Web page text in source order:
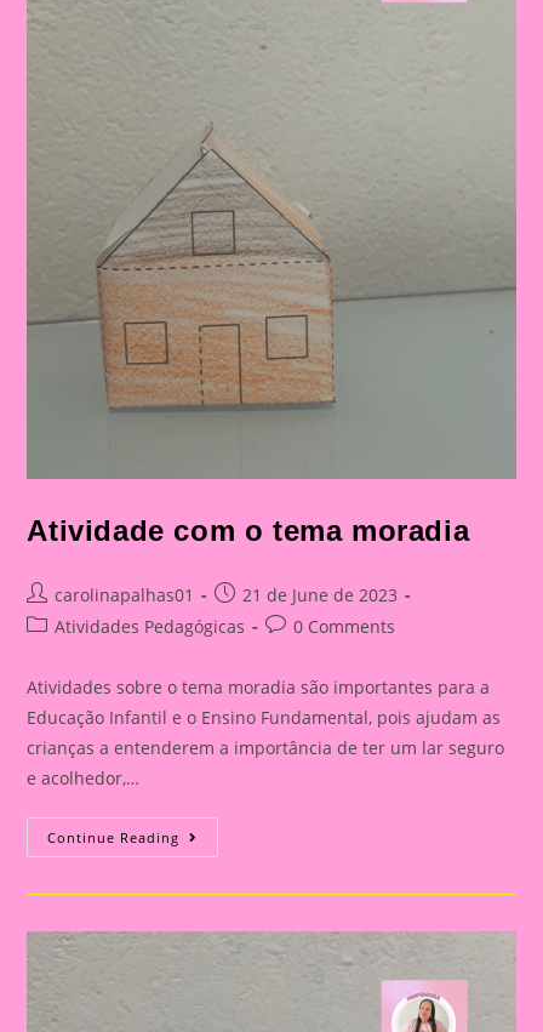
Atividade com o tema moradia
Post
author:
carolinapalhas01
Post
published:
21 de June de 2023
PostAtividades Pedagógicas
Post0 Comments
Atividades sobre o tema moradia são importantes para a
Educação Infantil e o Ensino Fundamental, pois ajudam as
crianças a entenderem a importância de ter um lar seguro
e acolhedor,…
Continue Reading Atividade
Com
Tema